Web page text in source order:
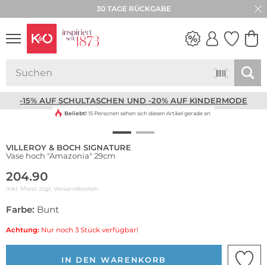
30 TAGE RÜCKGABE
-15% AUF SCHULTASCHEN UND -20% AUF KINDERMODE
Beliebt! 15 Personen sehen sich diesen Artikel gerade an
VILLEROY & BOCH SIGNATURE
Vase hoch "Amazonia" 29cm
204.90
inkl. Mwst zzgl. Versandkosten
Farbe: Bunt
Achtung: Nur noch 3 Stück verfügbar!
IN DEN WARENKORB